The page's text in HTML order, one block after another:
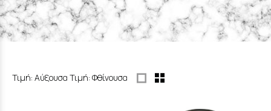
Τιμή: Αύξουσα Τιμή: Φθίνουσα